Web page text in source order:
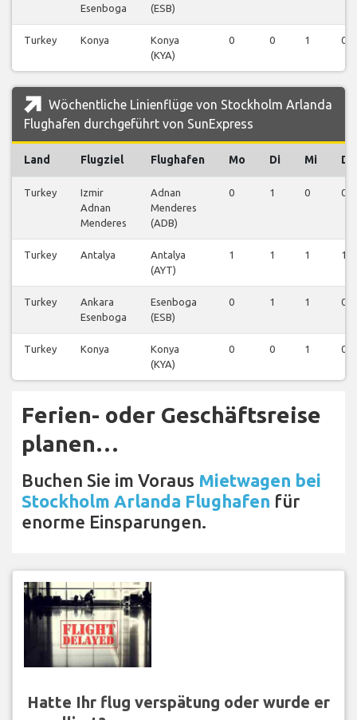
Esenboga
(ESB)
Turkey Konya
Konya
(KYA)
0 0 1 0
Wöchentliche Linienflüge von Stockholm Arlanda
Flughafen durchgeführt von SunExpress
Land Flugziel Flughafen Mo Di Mi Do
Turkey
Izmir
Adnan
Menderes
Adnan
Menderes
(ADB)
0 1 0 0
Turkey Antalya
Antalya
(AYT)
1 1 1 1
Turkey
Ankara
Esenboga
Esenboga
(ESB)
0 1 1 0
Turkey Konya
Konya
(KYA)
0 0 1 0
Ferien- oder Geschäftsreise
planen…
Buchen Sie im Voraus Mietwagen bei
Stockholm Arlanda Flughafen für
enorme Einsparungen.
Hatte Ihr flug verspätung oder wurde er